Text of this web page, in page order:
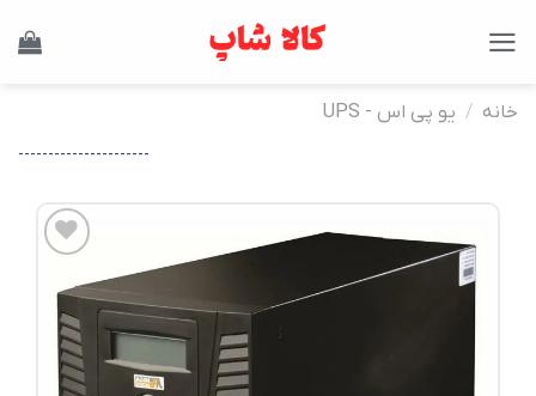
خانه / یو پی اس - UPS
----------------------
به
علاقه
مندی
ها